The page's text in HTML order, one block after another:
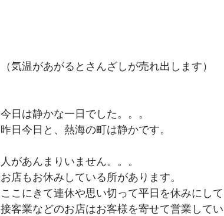
（気温があがるとさんざしが売れ出します）
今日は静かな一日でした。。。
昨日今日と、熱海の町は静かです。
人があんまりいません。。。
お店もお休みしている所があります。
ここにきて連休や思い切って平日を休みにし
接客業などのお店はお客様を寄せて営業してい